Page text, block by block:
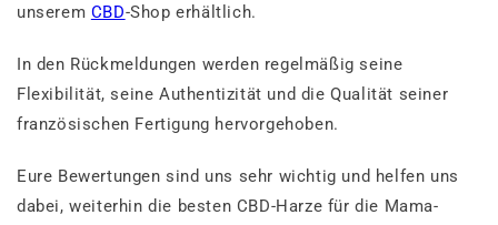
unserem CBD-Shop erhältlich.
In den Rückmeldungen werden regelmäßig seine
Flexibilität, seine Authentizität und die Qualität seiner
französischen Fertigung hervorgehoben.
Eure Bewertungen sind uns sehr wichtig und helfen uns
dabei, weiterhin die besten CBD-Harze für die Mama-